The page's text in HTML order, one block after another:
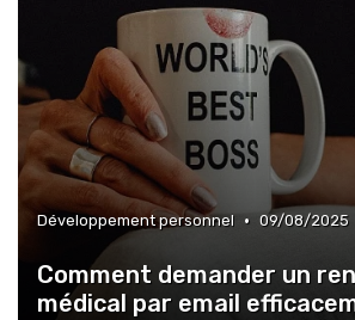
Développement personnel • 09/08/2025
Comment demander un
médical par email